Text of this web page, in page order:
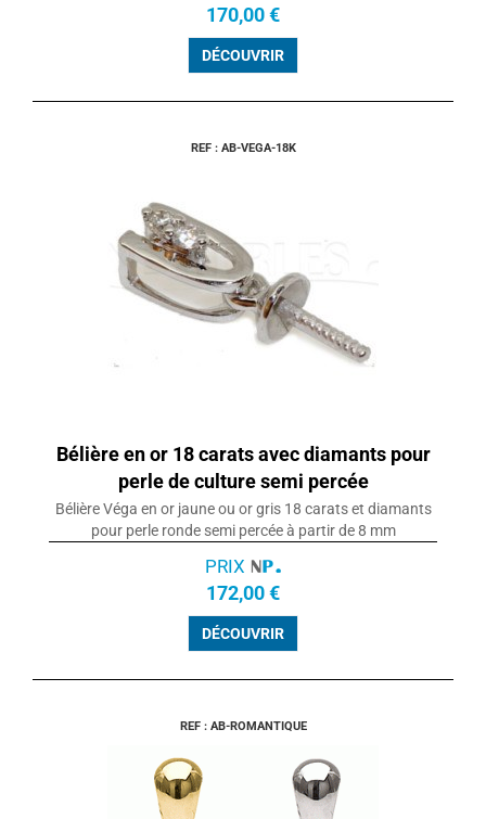
170,00 €
DÉCOUVRIR
REF : AB-VEGA-18K
Bélière en or 18 carats avec diamants pour
perle de culture semi percée
Bélière Véga en or jaune ou or gris 18 carats et diamants
pour perle ronde semi percée à partir de 8 mm
PRIX
172,00 €
DÉCOUVRIR
REF : AB-ROMANTIQUE